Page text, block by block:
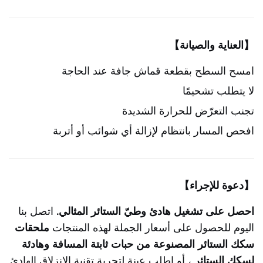
【العناية والصيانة】
امسح السطح بقطعة قماش جافة عند الحاجة
لا يتطلب تشحيمًا
تجنب التعرّض للحرارة الشديدة
افحص المسار بانتظام لإزالة أي شوائب أو أتربة
【دعوة للإجراء】
احصل على تشغيل هادئ وطيّ الستائر المثالي. اتصل بنا
اليوم للحصول على أسعار الجملة لهذه المنتجات ملحقات
سكك الستائر المصنوعة من حبات ثابتة المسافة وهادئة